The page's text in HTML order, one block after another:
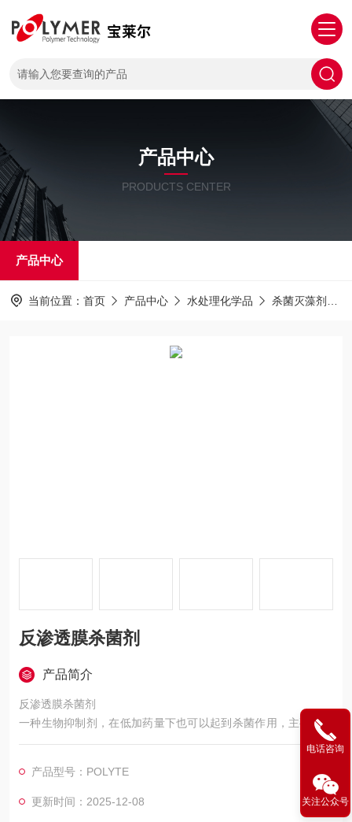
产品中心
PRODUCTS CENTER
产品中心
当前位置： 首页 产品中心 水处理化学品 杀菌灭藻剂
反渗透膜杀菌剂
产品简介
反渗透膜杀菌剂
一种生物抑制剂，在低加药量下也可以起到杀菌作用，主要应用
于受生物污染困扰的反渗透系统中；
应用于反渗透系统的杀菌灭藻。
产品型号：POLYTE
更新时间：2025-12-08
电话咨询
关注公众号